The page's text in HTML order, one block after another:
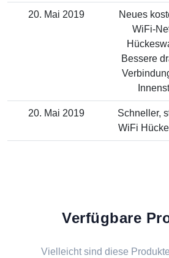
20. Mai 2019
Neues
WiFi-
Bessere
20. Mai 2019
Schneller,
WiFi
Verfügbare
Vielleicht sind diese